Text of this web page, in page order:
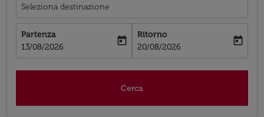
Seleziona destinazione
Partenza
fc-booking-departure-date-aria-label
13/08/2026
today
Ritorno
fc-booking-return-date-aria-label
20/08/2026
today
Cerca